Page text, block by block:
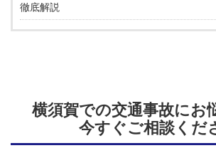
徹底解説
横須賀での交通事故にお
今すぐご相談くだ